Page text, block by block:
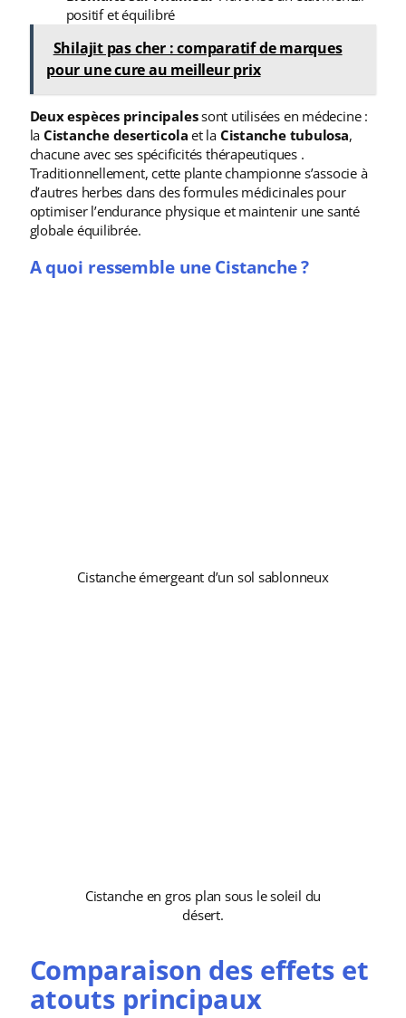
positif et équilibré
Shilajit pas cher : comparatif de marques
pour une cure au meilleur prix
Deux espèces principalessont utilisées en médecine :
la Cistanche deserticola et la Cistanche tubulosa,
chacune avec ses spécificités thérapeutiques .
Traditionnellement, cette plante championne s’associe à
d’autres herbes dans des formules médicinales pour
optimiser l’endurance physique et maintenir une santé
globale équilibrée.
A quoi ressemble une Cistanche ?
Cistanche émergeant d’un sol sablonneux
Cistanche en gros plan sous le soleil du
désert.
Comparaison des effets et
atouts principaux